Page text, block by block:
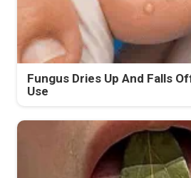
Fungus Dries Up And Falls
Use